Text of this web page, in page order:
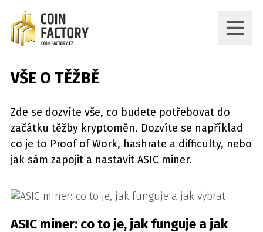
VŠE O TĚŽBĚ
Zde se dozvíte vše, co budete potřebovat do
začátku těžby kryptoměn. Dozvíte se například
co je to Proof of Work, hashrate a difficulty, nebo
jak sám zapojit a nastavit ASIC miner.
ASIC miner: co to je, jak funguje a jak